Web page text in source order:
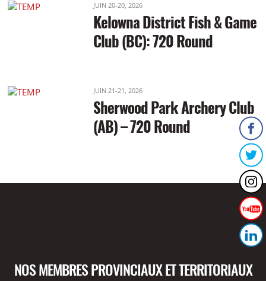
JUIN 20-20, 2026
Kelowna District Fish & Game
Club (BC): 720 Round
JUIN 21-21, 2026
Sherwood Park Archery Club
(AB) – 720 Round
NOS MEMBRES PROVINCIAUX ET TERRITORIAUX